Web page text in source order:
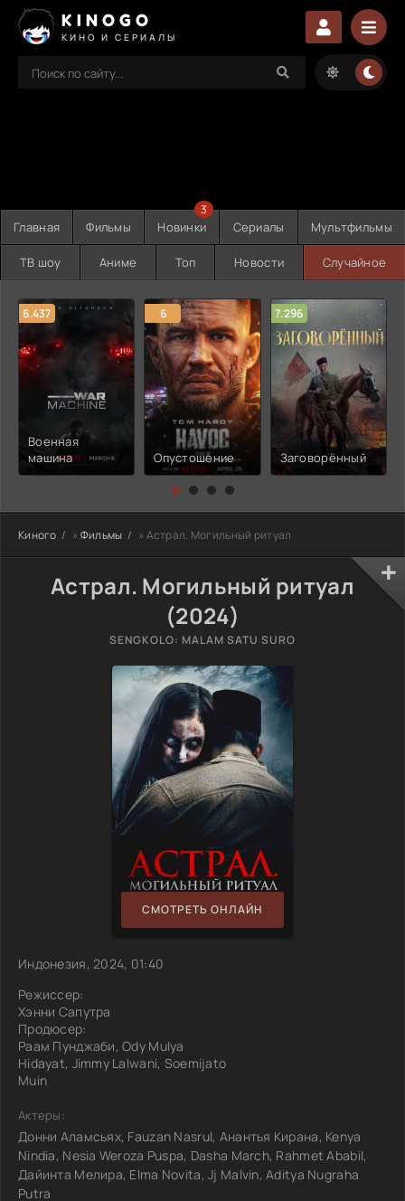
KINOGO
КИНО И СЕРИАЛЫ
Главная Фильмы Новинки
3
Сериалы Мультфильмы
ТВ шоу Аниме Топ Новости Случайное
6.437
Военная
машина
6
Опустошение
7.296
Заговорённый
Киного » Фильмы » Астрал. Могильный ритуал
Астрал. Могильный ритуал
(2024)
SENGKOLO: MALAM SATU SURO
СМОТРЕТЬ ОНЛАЙН
Индонезия, 2024, 01:40
Режиссер:
Хэнни Сапутра
Продюсер:
Раам Пунджаби, Ody Mulya
Hidayat, Jimmy Lalwani, Soemijato
Muin
Актеры:
Донни Аламсьях, Fauzan Nasrul, Анантья Кирана, Kenya
Nindia, Nesia Weroza Puspa, Dasha March, Rahmet Ababil,
Дайинта Мелира, Elma Novita, Jj Malvin, Aditya Nugraha
Putra